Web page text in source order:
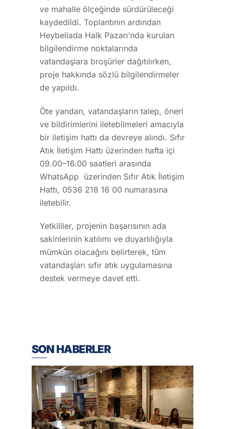
ve mahalle ölçeğinde sürdürüleceği
kaydedildi. Toplantının ardından
Heybeliada Halk Pazarı’nda kurulan
bilgilendirme noktalarında
vatandaşlara broşürler dağıtılırken,
proje hakkında sözlü bilgilendirmeler
de yapıldı.
Öte yandan, vatandaşların talep, öneri
ve bildirimlerini iletebilmeleri amacıyla
bir iletişim hattı da devreye alındı. Sıfır
Atık İletişim Hattı üzerinden hafta içi
09.00–16.00 saatleri arasında
WhatsApp üzerinden Sıfır Atık İletişim
Hattı, 0536 218 16 00 numarasına
iletebilir.
Yetkililer, projenin başarısının ada
sakinlerinin katılımı ve duyarlılığıyla
mümkün olacağını belirterek, tüm
vatandaşları sıfır atık uygulamasına
destek vermeye davet etti.
SON HABERLER